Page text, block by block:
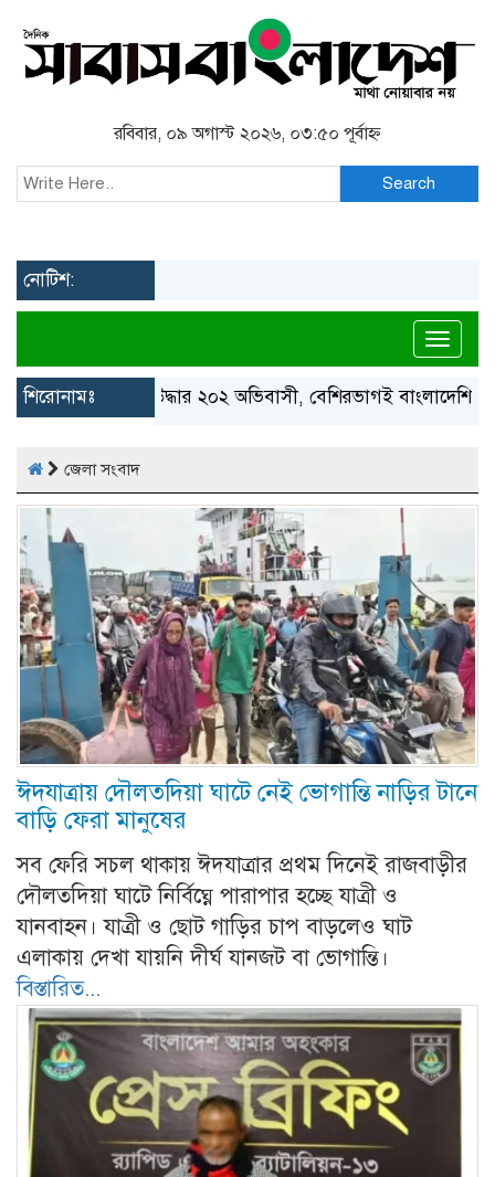
রবিবার, ০৯ অগাস্ট ২০২৬, ০৩:৫০ পূর্বাহ্ন
Search
নোটিশ:
শিরোনামঃ
গ্রিস উপকূলে উদ্ধার ২০২ অভিবাসী, বেশিরভাগই বাংলাদেশি
জেলা সংবাদ
ঈদযাত্রায় দৌলতদিয়া ঘাটে নেই ভোগান্তি নাড়ির টানে
বাড়ি ফেরা মানুষের
সব ফেরি সচল থাকায় ঈদযাত্রার প্রথম দিনেই রাজবাড়ীর
দৌলতদিয়া ঘাটে নির্বিঘ্নে পারাপার হচ্ছে যাত্রী ও
যানবাহন। যাত্রী ও ছোট গাড়ির চাপ বাড়লেও ঘাট
এলাকায় দেখা যায়নি দীর্ঘ যানজট বা ভোগান্তি।
বিস্তারিত...